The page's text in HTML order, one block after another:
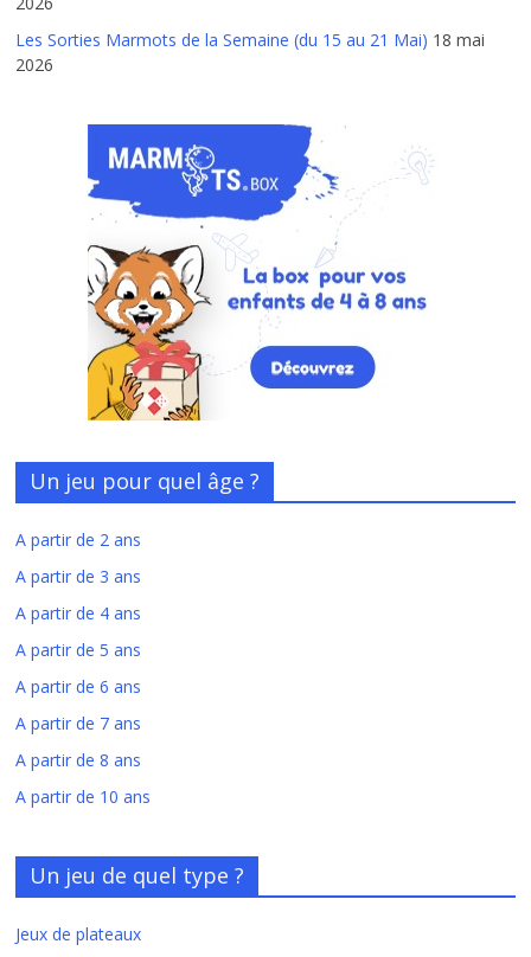
Les Sorties Marmots de la Semaine (du 15 au 21 Mai) 18 mai
2026
Un jeu pour quel âge ?
A partir de 2 ans
A partir de 3 ans
A partir de 4 ans
A partir de 5 ans
A partir de 6 ans
A partir de 7 ans
A partir de 8 ans
A partir de 10 ans
Un jeu de quel type ?
Jeux de plateaux